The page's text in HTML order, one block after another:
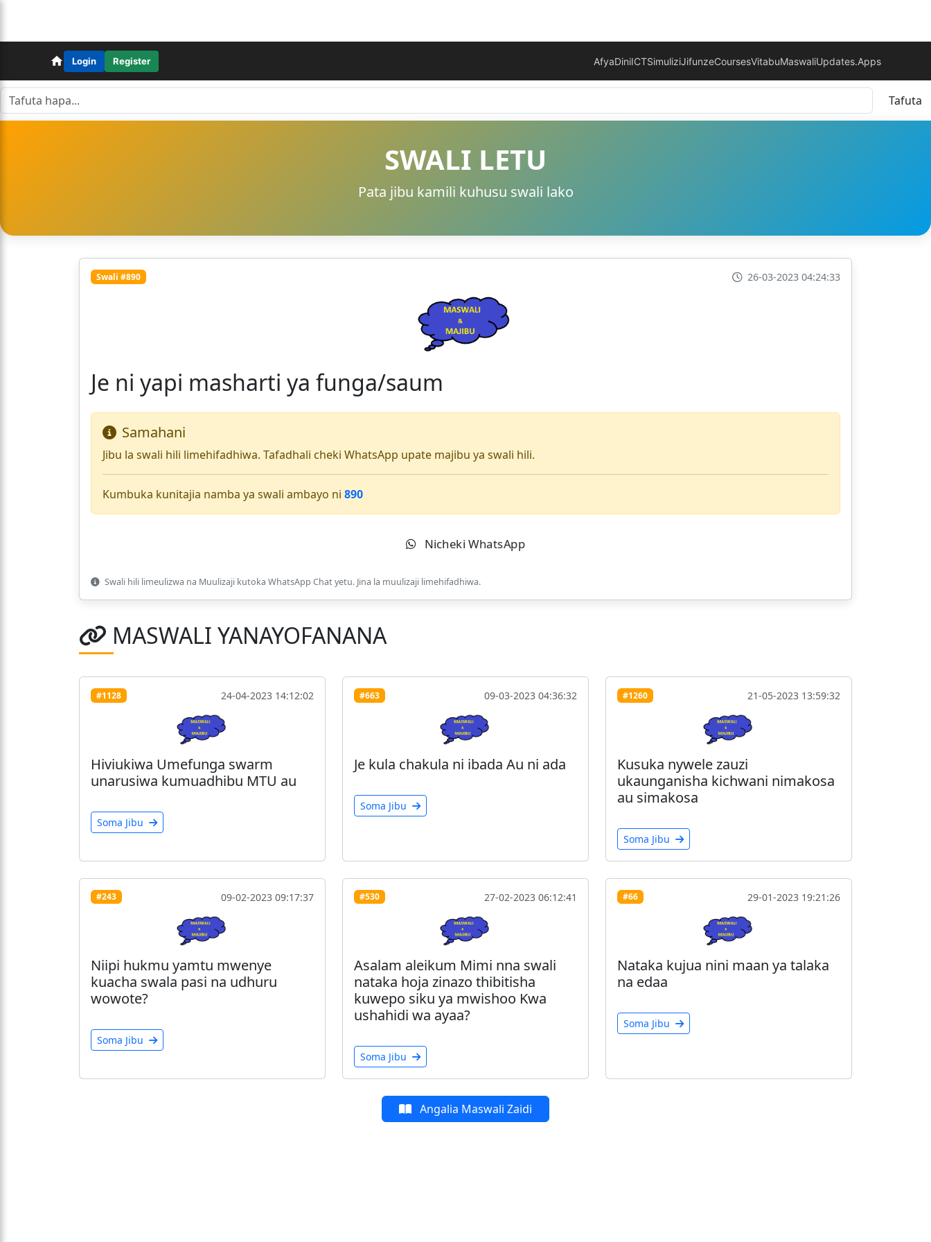
Login Register AfyaDiniICTSimuliziJifunzeCoursesVitabuMaswaliUpdates.Apps
Tafuta
SWALI LETU
Pata jibu kamili kuhusu swali lako
Swali #890 26-03-2023 04:24:33
Je ni yapi masharti ya funga/saum
Samahani
Jibu la swali hili limehifadhiwa. Tafadhali cheki WhatsApp upate majibu ya swali hili.
Kumbuka kunitajia namba ya swali ambayo ni 890
Nicheki WhatsApp
Swali hili limeulizwa na Muulizaji kutoka WhatsApp Chat yetu. Jina la muulizaji limehifadhiwa.
MASWALI YANAYOFANANA
#1128 24-04-2023 14:12:02
Hiviukiwa Umefunga swarm
unarusiwa kumuadhibu MTU au
Soma Jibu
#663 09-03-2023 04:36:32
Je kula chakula ni ibada Au ni ada
Soma Jibu
#1260 21-05-2023 13:59:32
Kusuka nywele zauzi
ukaunganisha kichwani nimakosa
au simakosa
Soma Jibu
#243 09-02-2023 09:17:37
Niipi hukmu yamtu mwenye
kuacha swala pasi na udhuru
wowote?
Soma Jibu
#530 27-02-2023 06:12:41
Asalam aleikum Mimi nna swali
nataka hoja zinazo thibitisha
kuwepo siku ya mwishoo Kwa
ushahidi wa ayaa?
Soma Jibu
#66 29-01-2023 19:21:26
Nataka kujua nini maan ya talaka
na edaa
Soma Jibu
Angalia Maswali Zaidi